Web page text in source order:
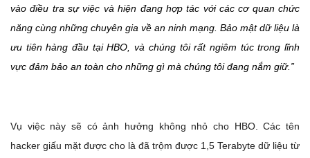
vào điều tra sự việc và hiện đang hợp tác với các cơ quan chức
năng cùng những chuyên gia về an ninh mạng. Bảo mật dữ liệu là
ưu tiên hàng đầu tại HBO, và chúng tôi rất ngiêm túc trong lĩnh
vực đảm bảo an toàn cho những gì mà chúng tôi đang nắm giữ.”
Vụ việc này sẽ có ảnh hưởng không nhỏ cho HBO. Các tên
hacker giấu mặt được cho là đã trộm được 1,5 Terabyte dữ liệu từ